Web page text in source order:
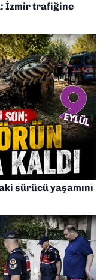
İzmir trafiğine
sürücü yaşamını